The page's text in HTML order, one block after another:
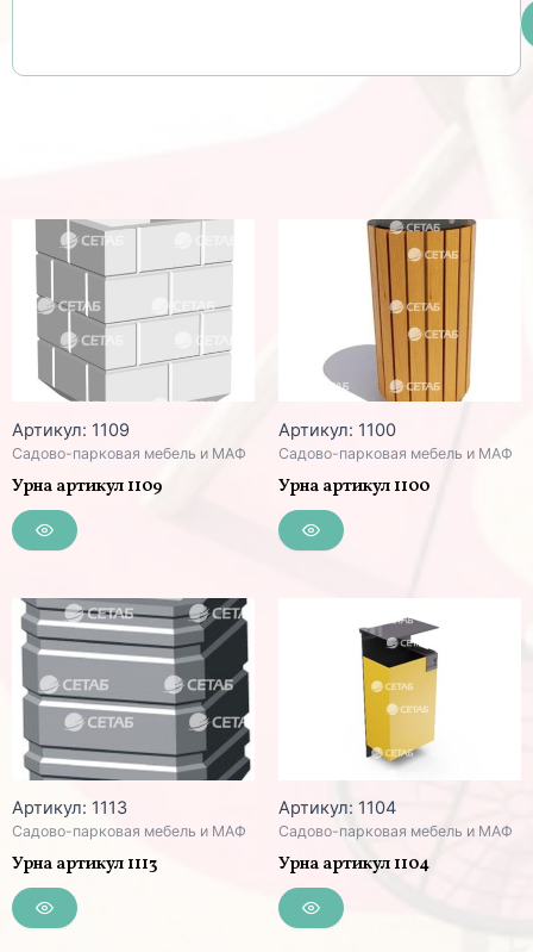
Артикул: 1109
Садово-парковая мебель и МАФ
Урна артикул 1109
Артикул: 1100
Садово-парковая мебель и МАФ
Урна артикул 1100
Артикул: 1113
Садово-парковая мебель и МАФ
Урна артикул 1113
Артикул: 1104
Садово-парковая мебель и МАФ
Урна артикул 1104